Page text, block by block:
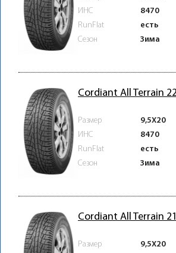
ИНС
8470
RunFlat
есть
Сезон
Зима
Cordiant All Terrain
Размер
9,5X20
ИНС
8470
RunFlat
есть
Сезон
Зима
Cordiant All Terrain
Размер
9,5X20